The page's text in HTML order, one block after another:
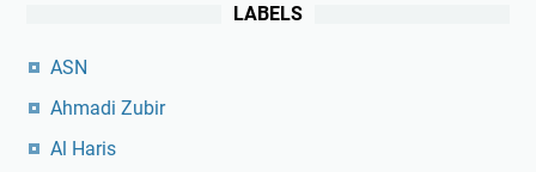
LABELS
ASN
Ahmadi Zubir
Al Haris